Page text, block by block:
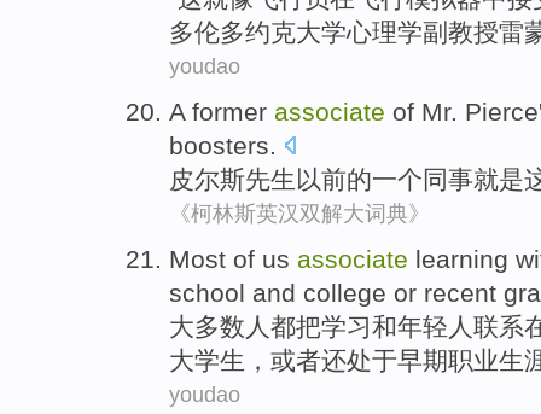
多伦多约克大学心理学副教授雷
youdao
A former associate of Mr. Pierce
boosters.
皮尔斯先生 以前的一个同事就是
《柯林斯英汉双解大词典》
Most of us associate learning
school and college or recent
大多数人都把学习和年轻人联
大学生，或者还处于早期职业生
youdao